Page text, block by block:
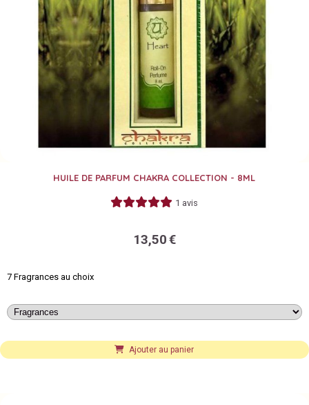
HUILE DE PARFUM CHAKRA COLLECTION - 8ML
1 avis
13,50€
7 Fragrances au choix
Ajouter au panier